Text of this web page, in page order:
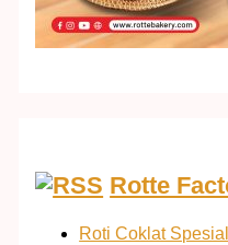
Rotte
Roti Coklat